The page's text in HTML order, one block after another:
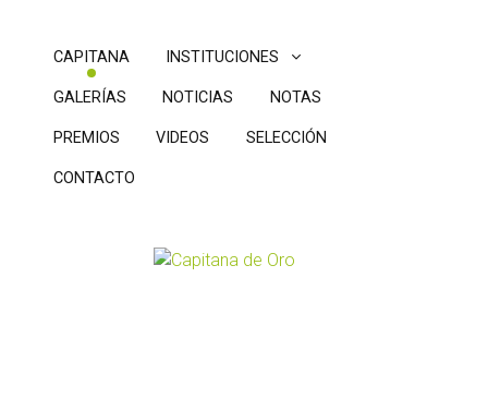
CAPITANA INSTITUCIONES
GALERÍAS NOTICIAS NOTAS
PREMIOS VIDEOS SELECCIÓN
CONTACTO